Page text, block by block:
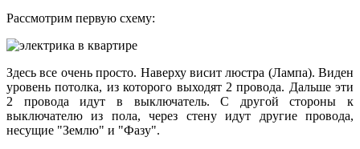
Рассмотрим первую схему:
Здесь все очень просто. Наверху висит люстра (Лампа). Виден
уровень потолка, из которого выходят 2 провода. Дальше эти
2 провода идут в выключатель. С другой стороны к
выключателю из пола, через стену идут другие провода,
несущие "Землю" и "Фазу".